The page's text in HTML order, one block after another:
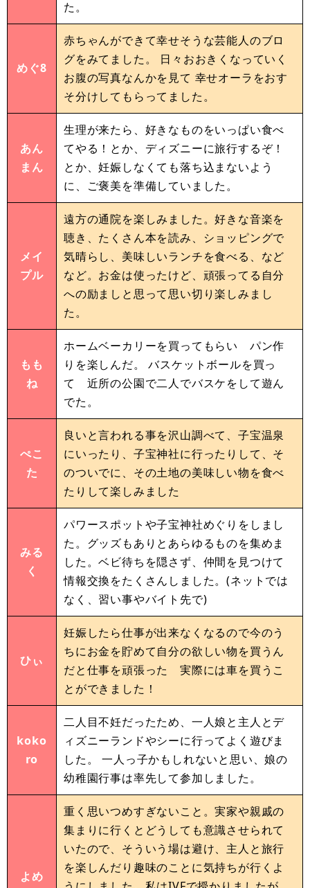
た。
めぐ8
赤ちゃんができて幸せそうな芸能人のブロ
グをみてました。 日々おおきくなっていく
お腹の写真なんかを見て 幸せオーラをおす
そ分けしてもらってました。
あん
まん
生理が来たら、好きなものをいっぱい食べ
てやる！とか、ディズニーに旅行するぞ！
とか、妊娠しなくても落ち込まないよう
に、ご褒美を準備していました。
メイ
プル
遠方の通院を楽しみました。好きな音楽を
聴き、たくさん本を読み、ショッピングで
気晴らし、美味しいランチを食べる、など
など。お金は使ったけど、頑張ってる自分
への励ましと思って思い切り楽しみまし
た。
もも
ね
ホームベーカリーを買ってもらい パン作
りを楽しんだ。 バスケットボールを買っ
て 近所の公園で二人でバスケをして遊ん
でた。
ぺこ
た
良いと言われる事を沢山調べて、子宝温泉
にいったり、子宝神社に行ったりして、そ
のついでに、その土地の美味しい物を食べ
たりして楽しみました
みる
く
パワースポットや子宝神社めぐりをしまし
た。グッズもありとあらゆるものを集めま
した。ベビ待ちを隠さず、仲間を見つけて
情報交換をたくさんしました。(ネットでは
なく、習い事やバイト先で)
ひぃ
妊娠したら仕事が出来なくなるので今のう
ちにお金を貯めて自分の欲しい物を買うん
だと仕事を頑張った 実際には車を買うこ
とができました！
koko
ro
二人目不妊だったため、一人娘と主人とデ
ィズニーランドやシーに行ってよく遊びま
した。 一人っ子かもしれないと思い、娘の
幼稚園行事は率先して参加しました。
よめ
重く思いつめすぎないこと。実家や親戚の
集まりに行くとどうしても意識させられて
いたので、そういう場は避け、主人と旅行
を楽しんだり趣味のことに気持ちが行くよ